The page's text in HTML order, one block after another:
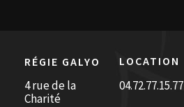
RÉGIE GALYO LOCATION
4 rue de la
Charité
04.72.77.15.77